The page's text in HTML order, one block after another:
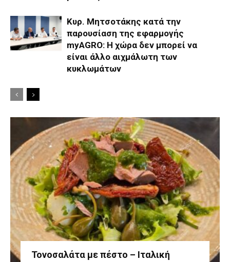
Κυρ. Μητσοτάκης κατά την
παρουσίαση της εφαρμογής
myAGRO: Η χώρα δεν μπορεί να
είναι άλλο αιχμάλωτη των
κυκλωμάτων
Τονοσαλάτα με πέστο – Ιταλική